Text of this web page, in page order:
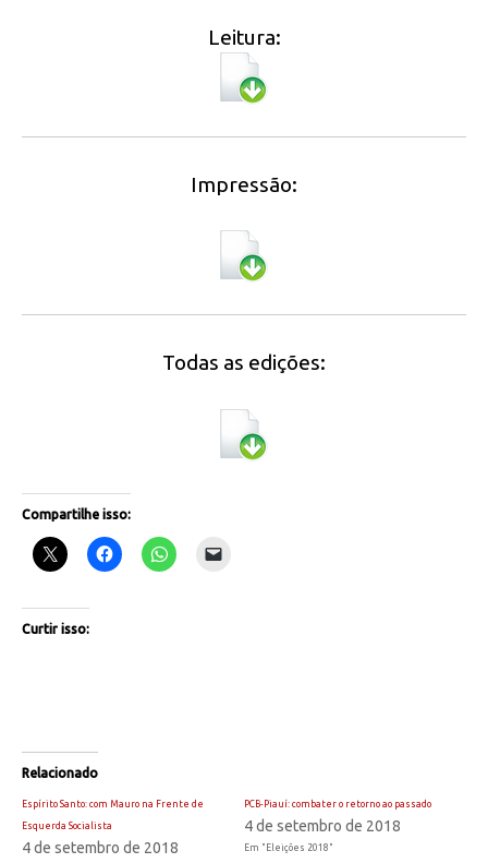
Leitura:
Impressão:
Todas as edições:
Compartilhe isso:
Curtir isso:
Relacionado
Espírito Santo: com Mauro na Frente de
Esquerda Socialista
4 de setembro de 2018
PCB-Piauí: combater o retorno ao passado
4 de setembro de 2018
Em "Eleições 2018"